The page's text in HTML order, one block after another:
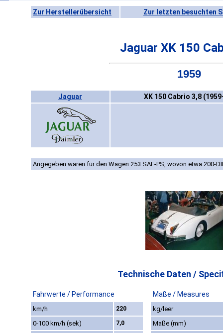
Zur Herstellerübersicht Zur letzten besuchten
Jaguar XK 150
1959
Jaguar XK 150 Cabrio 3,8
Angegeben waren für den Wagen 253 SAE-PS, wovon etwa 200-
Technische Daten /
Fahrwerte / Performance Maße / Measures
km/h 220
kg/leer
0-100 km/h (sek)
7,0
Maße (mm)